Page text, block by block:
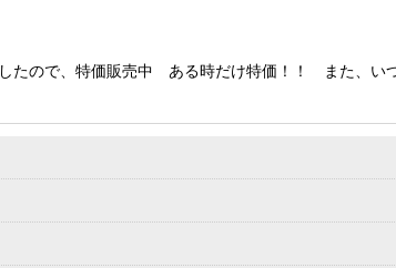
たので、特価販売中 ある時だけ特価！！ また、